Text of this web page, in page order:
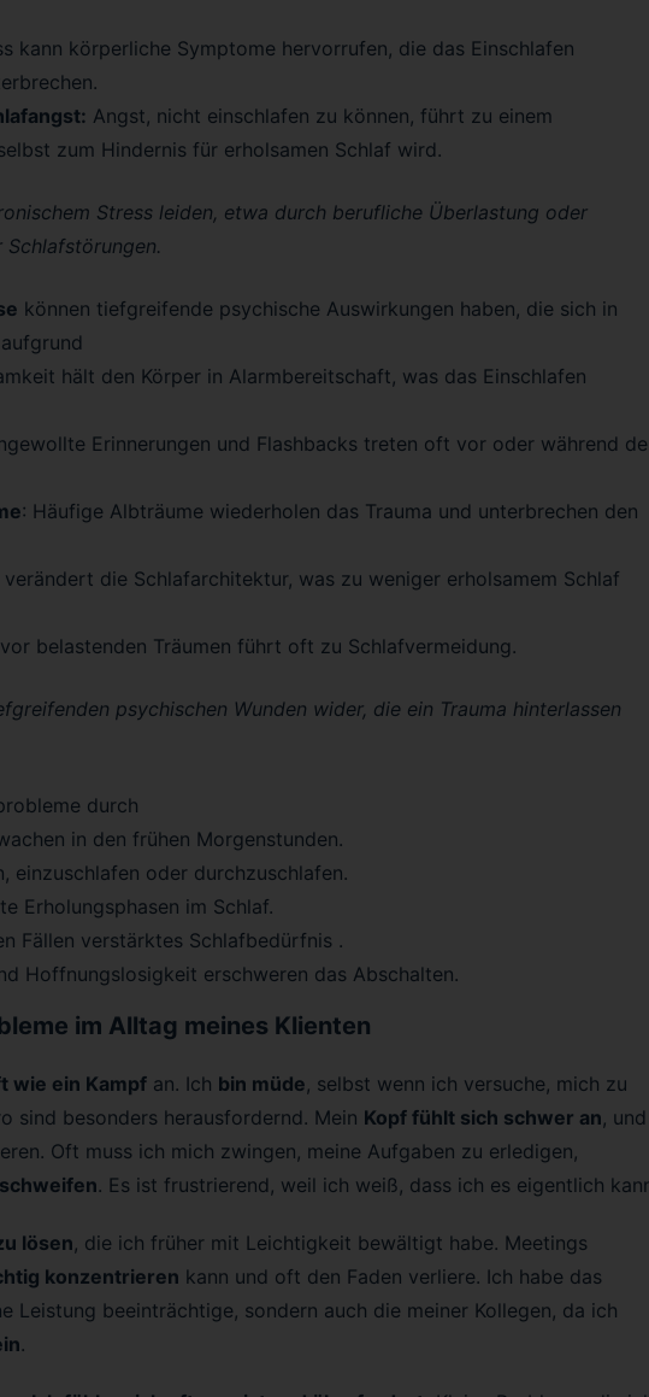
kann körperliche Symptome hervorrufen, die das Einschlafen
Angst, nicht einschlafen zu können, führt zu einem
zum Hindernis für erholsamen Schlaf wird.
Stress leiden, etwa durch berufliche Überlastung oder
können tiefgreifende psychische Auswirkungen haben, die sich in
hält den Körper in Alarmbereitschaft, was das Einschlafen
Erinnerungen und Flashbacks treten oft vor oder während
: Häufige Albträume wiederholen das Trauma und unterbrechen den
verändert die Schlafarchitektur, was zu weniger erholsamem Schlaf
belastenden Träumen führt oft zu Schlafvermeidung.
psychischen Wunden wider, die ein Trauma hinterlassen
durch
in den frühen Morgenstunden.
einzuschlafen oder durchzuschlafen.
Erholungsphasen im Schlaf.
Fällen verstärktes Schlafbedürfnis .
Hoffnungslosigkeit erschweren das Abschalten.
im Alltag meines Klienten
wie ein Kampf an. Ich bin müde, selbst wenn ich versuche, mich zu
sind besonders herausfordernd. Mein Kopf fühlt sich schwer an, und
Oft muss ich mich zwingen, meine Aufgaben zu erledigen,
. Es ist frustrierend, weil ich weiß, dass ich es eigentlich
lösen, die ich früher mit Leichtigkeit bewältigt habe. Meetings
konzentrieren kann und oft den Faden verliere. Ich habe das
Leistung beeinträchtige, sondern auch die meiner Kollegen, da ich
.